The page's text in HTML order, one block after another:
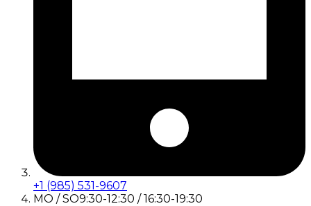
+1 (985) 531-9607
MO / SO9:30-12:30 / 16:30-19:30